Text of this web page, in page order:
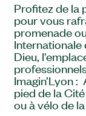
Profitez de la
pour vous
promenade
Internationale
Dieu,
Imagin’Lyon :
pied de la
ou à vélo de